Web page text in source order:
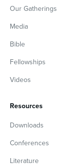
Our Gatherings
Media
Bible
Fellowships
Videos
Resources
Downloads
Conferences
Literature